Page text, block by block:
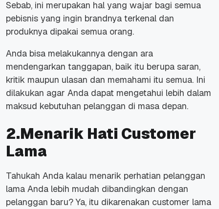
Sebab, ini merupakan hal yang wajar bagi semua
pebisnis yang ingin brandnya terkenal dan
produknya dipakai semua orang.
Anda bisa melakukannya dengan ara
mendengarkan tanggapan, baik itu berupa saran,
kritik maupun ulasan dan memahami itu semua. Ini
dilakukan agar Anda dapat mengetahui lebih dalam
maksud kebutuhan pelanggan di masa depan.
2.Menarik Hati Customer
Lama
Tahukah Anda kalau menarik perhatian pelanggan
lama Anda lebih mudah dibandingkan dengan
pelanggan baru? Ya, itu dikarenakan customer lama